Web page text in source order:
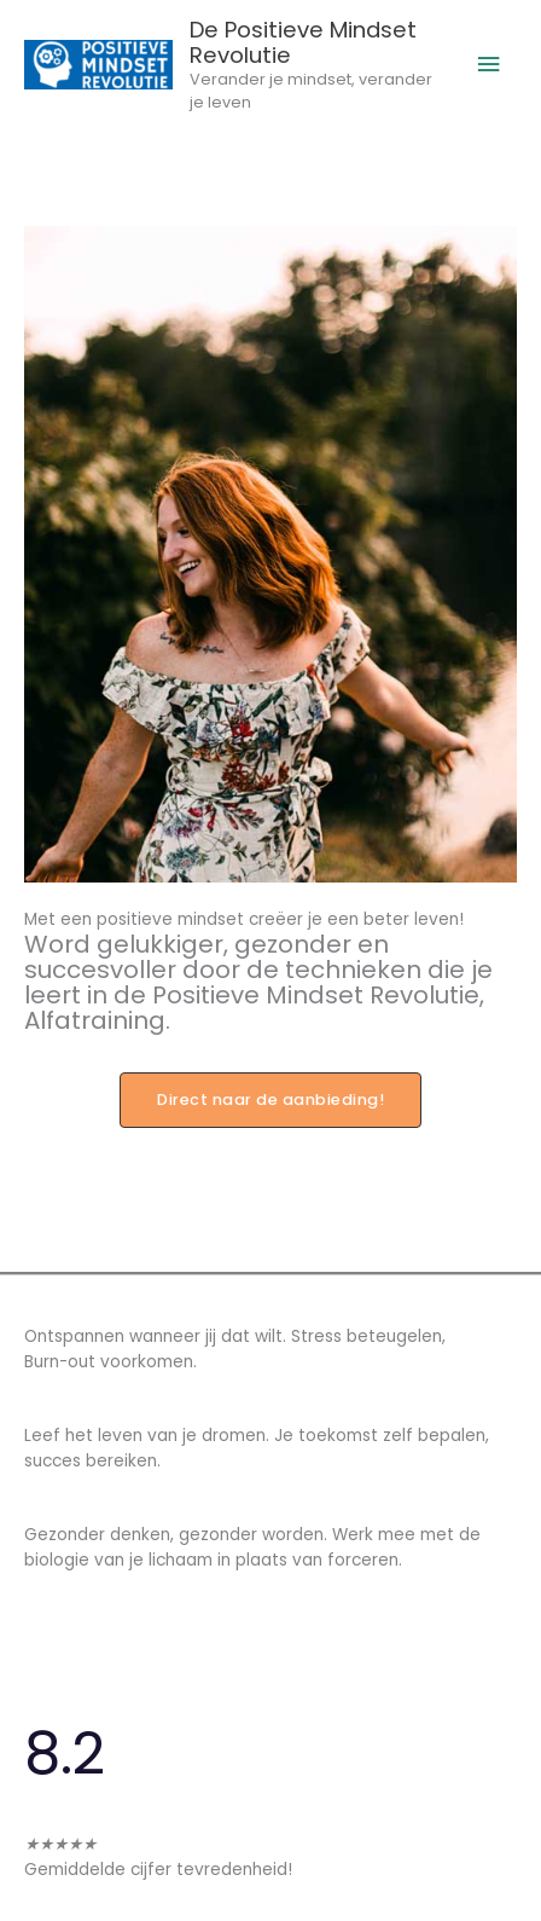
naar
inhoud
De Positieve Mindset
Revolutie
Verander je mindset, verander
je leven
Met een positieve mindset creëer je een beter leven!
Word gelukkiger, gezonder en
succesvoller door de technieken die je
leert in de Positieve Mindset Revolutie,
Alfatraining.
Direct naar de aanbieding!
Ontspannen wanneer jij dat wilt. Stress beteugelen,
Burn-out voorkomen.
Leef het leven van je dromen. Je toekomst zelf bepalen,
succes bereiken.
Gezonder denken, gezonder worden. Werk mee met de
biologie van je lichaam in plaats van forceren.
8.2
★★★★★
Gemiddelde cijfer tevredenheid!